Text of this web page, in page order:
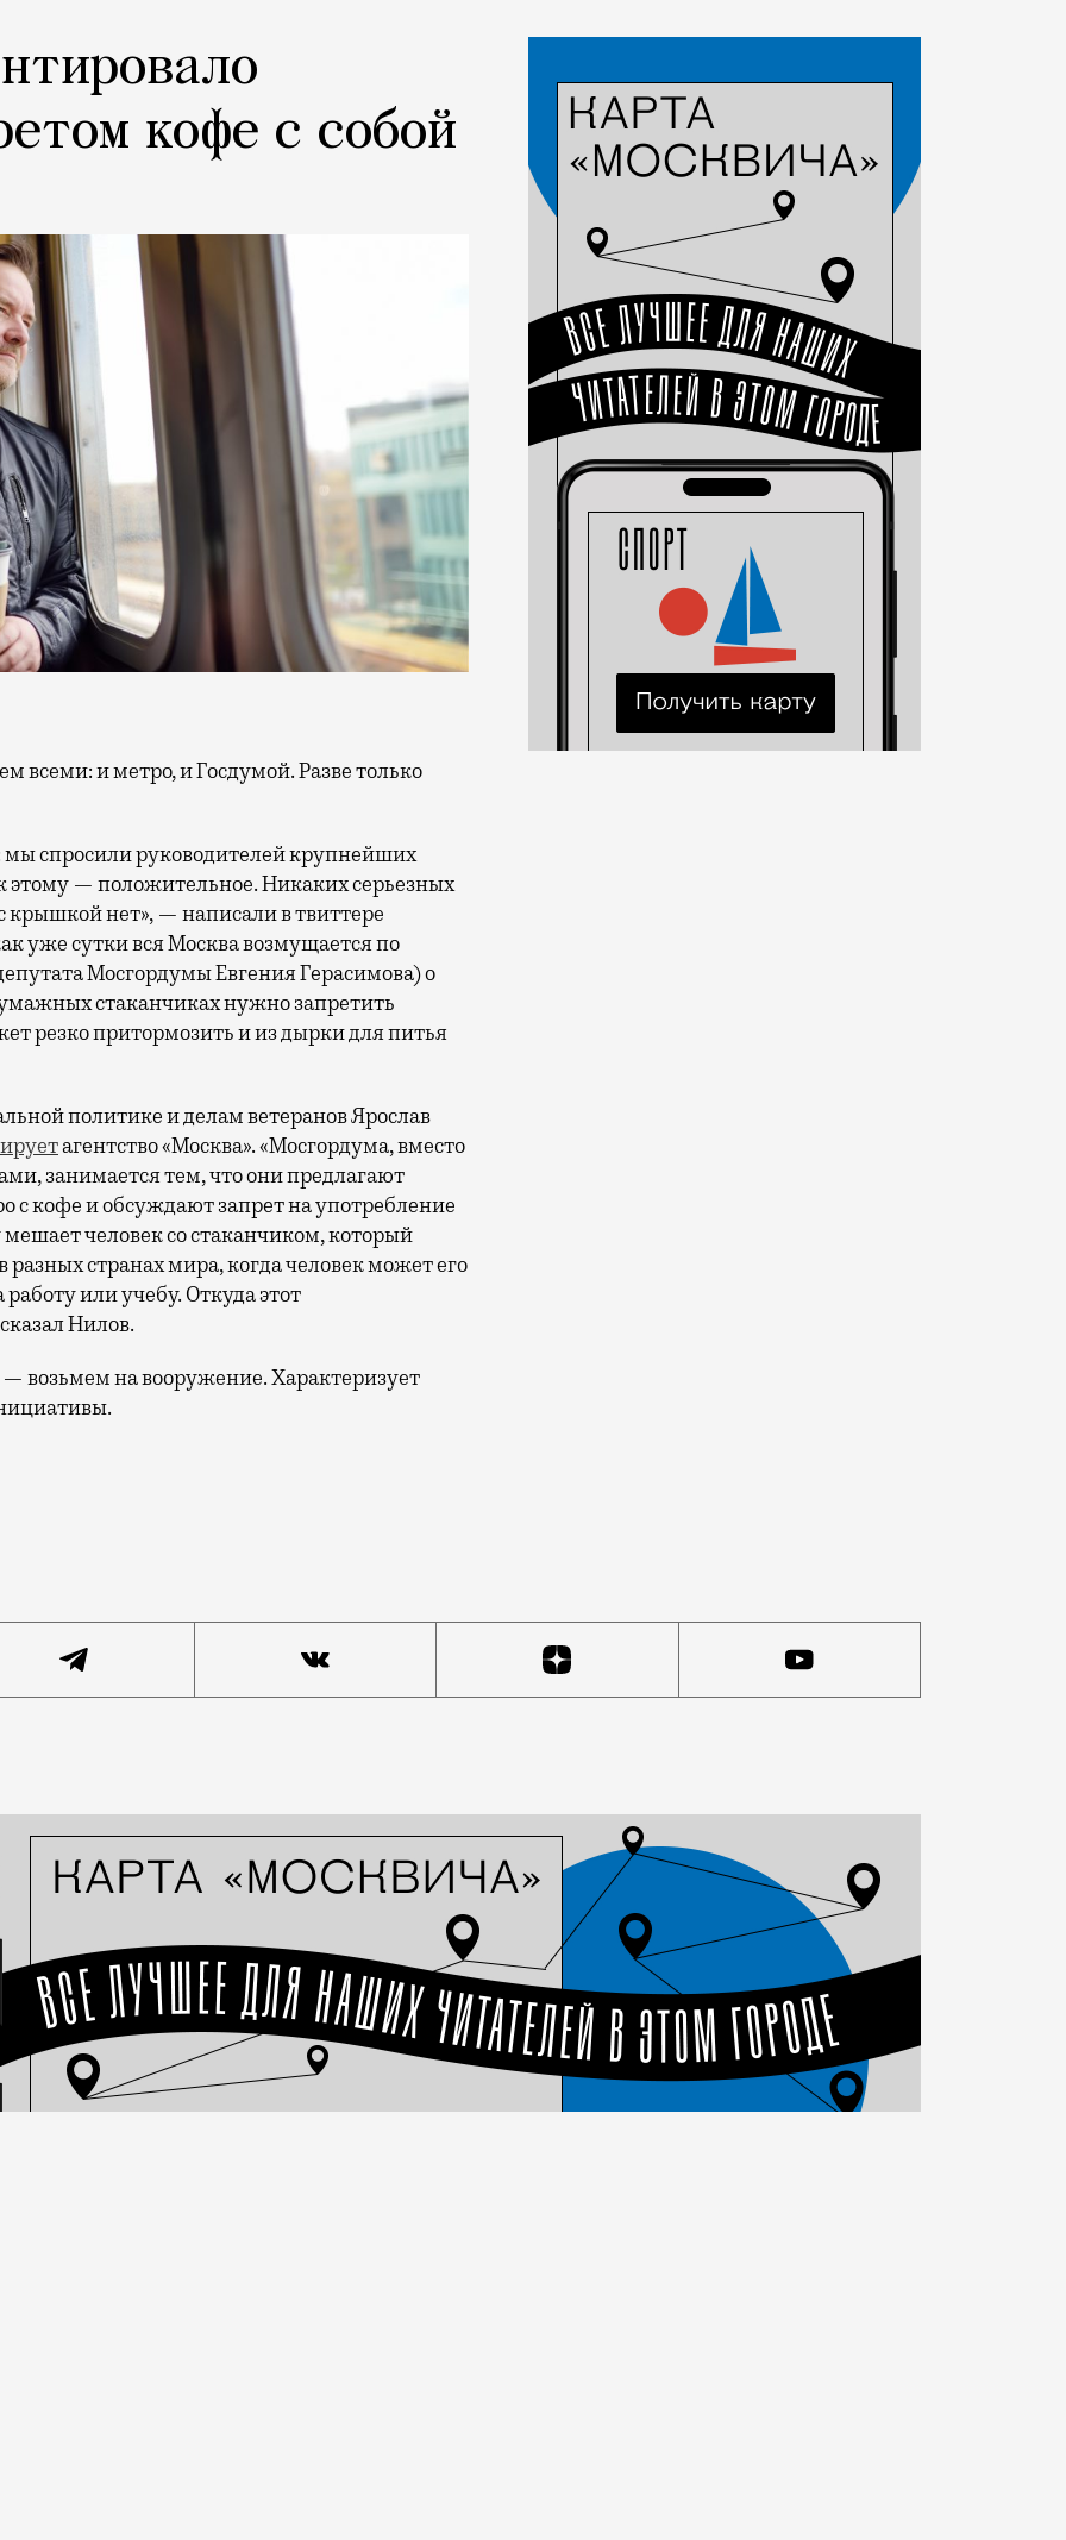
кофе с собой
всеми: и метро, и Госдумой. Разве только
спросили руководителей крупнейших
этому — положительное. Никаких серьезных
крышкой нет», — написали в твиттере
уже сутки вся Москва возмущается по
Мосгордумы Евгения Герасимова) о
стаканчиках нужно запретить
резко притормозить и из дырки для питья
политике и делам ветеранов Ярослав
агентство «Москва». «Мосгордума, вместо
занимается тем, что они предлагают
с кофе и обсуждают запрет на употребление
человек со стаканчиком, который
странах мира, когда человек может его
или учебу. Откуда этот
Нилов.
возьмем на вооружение. Характеризует
и метро, и Госдумой. Разве только Путин не высказался. «Кофе в стакане с крышкой в МосМетро: мы